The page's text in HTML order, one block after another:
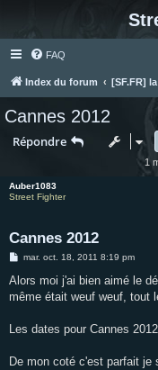
FAQ
Index du forum [SF.FR]
Cannes 2012
Répondre
1
Auber1083
Street Fighter
Cannes 2012
M
s
a
mar. oct. 18, 2011 8:19 pm
Alors moi j'ai bien aimé le
même était weuf weuf, tout
Les dates pour Cannes
De mon coté c'est parfait je